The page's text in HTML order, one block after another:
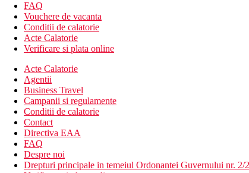
FAQ
Vouchere de vacanta
Conditii de calatorie
Acte Calatorie
Verificare si plata online
Acte Calatorie
Agentii
Business Travel
Campanii si regulamente
Conditii de calatorie
Contact
Directiva EAA
FAQ
Despre noi
Drepturi principale in temeiul Ordonantei Guvernului nr. 2/